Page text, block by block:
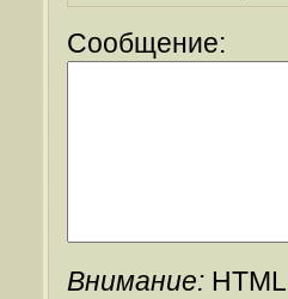
Сообщение:
Внимание: